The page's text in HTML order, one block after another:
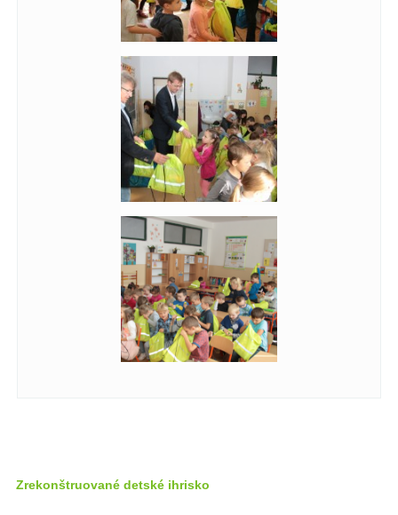
Zrekonštruované detské ihrisko